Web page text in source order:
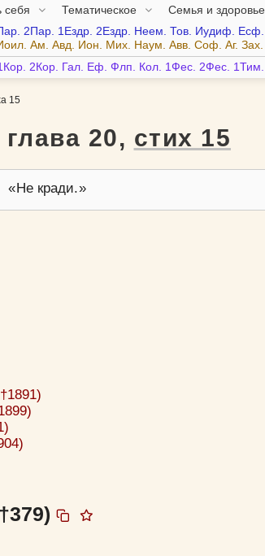
себя Тематическое
Семья и здоровье
2Пар. 1Ездр. 2Ездр. Неем. Тов. Иудиф. Есф.
Ам. Авд. Ион. Мих. Наум. Авв. Соф. Аг. Зах.
2Кор. Гал. Еф. Флп. Кол. 1Фес. 2Фес. 1Тим.
15
20, стих 15
Не кради.